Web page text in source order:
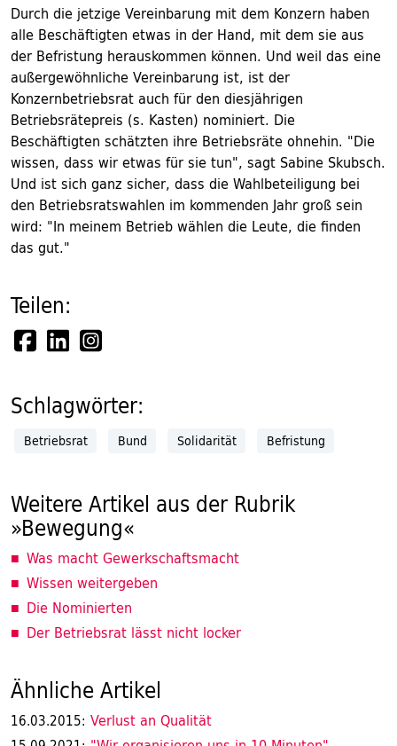
Durch die jetzige Vereinbarung mit dem Konzern haben
alle Beschäftigten etwas in der Hand, mit dem sie aus
der Befristung herauskommen können. Und weil das eine
außergewöhnliche Vereinbarung ist, ist der
Konzernbetriebsrat auch für den diesjährigen
Betriebsrätepreis (s. Kasten) nominiert. Die
Beschäftigten schätzten ihre Betriebsräte ohnehin. "Die
wissen, dass wir etwas für sie tun", sagt Sabine Skubsch.
Und ist sich ganz sicher, dass die Wahlbeteiligung bei
den Betriebsratswahlen im kommenden Jahr groß sein
wird: "In meinem Betrieb wählen die Leute, die finden
das gut."
Teilen:
Schlagwörter:
Betriebsrat Bund Solidarität Befristung
Weitere Artikel aus der Rubrik
»Bewegung«
Was macht Gewerkschaftsmacht
Wissen weitergeben
Die Nominierten
Der Betriebsrat lässt nicht locker
Ähnliche Artikel
16.03.2015: Verlust an Qualität